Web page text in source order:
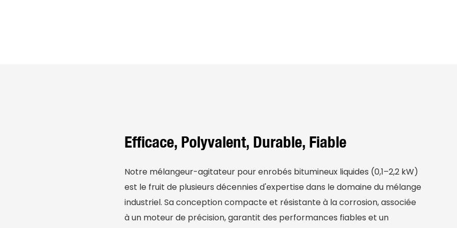
Efficace, Polyvalent, Durable, Fiable
Notre mélangeur-agitateur pour enrobés bitumineux liquides (0,1–2,2 kW)
est le fruit de plusieurs décennies d'expertise dans le domaine du mélange
industriel. Sa conception compacte et résistante à la corrosion, associée
à un moteur de précision, garantit des performances fiables et un